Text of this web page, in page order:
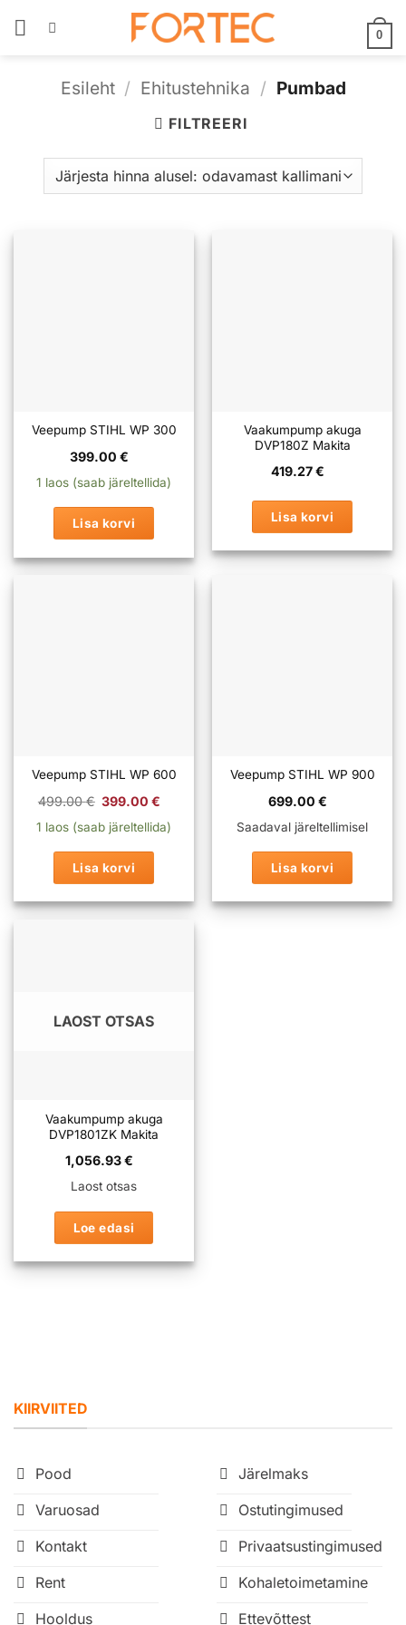
0
Esileht / Ehitustehnika / Pumbad
FILTREERI
Veepump STIHL WP 300
399.00 €
1 laos (saab järeltellida)
Lisa korvi
Vaakumpump akuga
DVP180Z Makita
419.27€
Lisa korvi
Veepump STIHL WP 600
499.00€ Algne
oli:
499.00 €.
399.00€
on:
1 laos (saab järeltellida)
Lisa korvi
Veepump STIHL WP 900
699.00 €
Saadaval järeltellimisel
Lisa korvi
LAOST OTSAS
Vaakumpump akuga
DVP1801ZK Makita
1,056.93€
Laost otsas
Loe edasi
KIIRVIITED
Pood
Varuosad
Kontakt
Rent
Hooldus
Järelmaks
Ostutingimused
Privaatsustingimused
Kohaletoimetamine
Ettevõttest